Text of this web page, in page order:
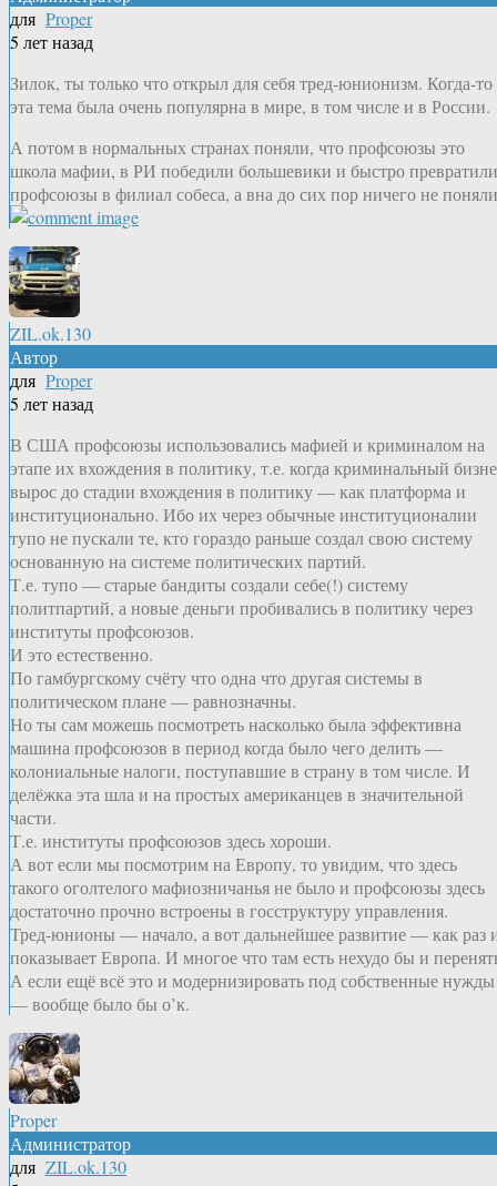
для Proper
5 лет назад
Зилок, ты только что открыл для себя тред-юнионизм. Когда-то
эта тема была очень популярна в мире, в том числе и в России.
А потом в нормальных странах поняли, что профсоюзы это
школа мафии, в РИ победили большевики и быстро превратили
профсоюзы в филиал собеса, а вна до сих пор ничего не
ZIL.ok.130
Автор
для Proper
5 лет назад
В США профсоюзы использовались мафией и криминалом на
этапе их вхождения в политику, т.е. когда криминальный
вырос до стадии вхождения в политику — как платформа и
институционально. Ибо их через обычные институционалии
тупо не пускали те, кто гораздо раньше создал свою систему
основанную на системе политических партий.
Т.е. тупо — старые бандиты создали себе(!) систему
политпартий, а новые деньги пробивались в политику через
институты профсоюзов.
И это естественно.
По гамбургскому счёту что одна что другая системы в
политическом плане — равнозначны.
Но ты сам можешь посмотреть насколько была эффективна
машина профсоюзов в период когда было чего делить —
колониальные налоги, поступавшие в страну в том числе. И
делёжка эта шла и на простых американцев в значительной
части.
Т.е. институты профсоюзов здесь хороши.
А вот если мы посмотрим на Европу, то увидим, что здесь
такого оголтелого мафиозничанья не было и профсоюзы здесь
достаточно прочно встроены в госструктуру управления.
Тред-юнионы — начало, а вот дальнейшее развитие — как раз
показывает Европа. И многое что там есть нехудо бы и
А если ещё всё это и модернизировать под собственные нужды
— вообще было бы о’к.
Proper
Администратор
для ZIL.ok.130